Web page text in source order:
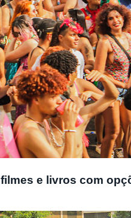
e livros com